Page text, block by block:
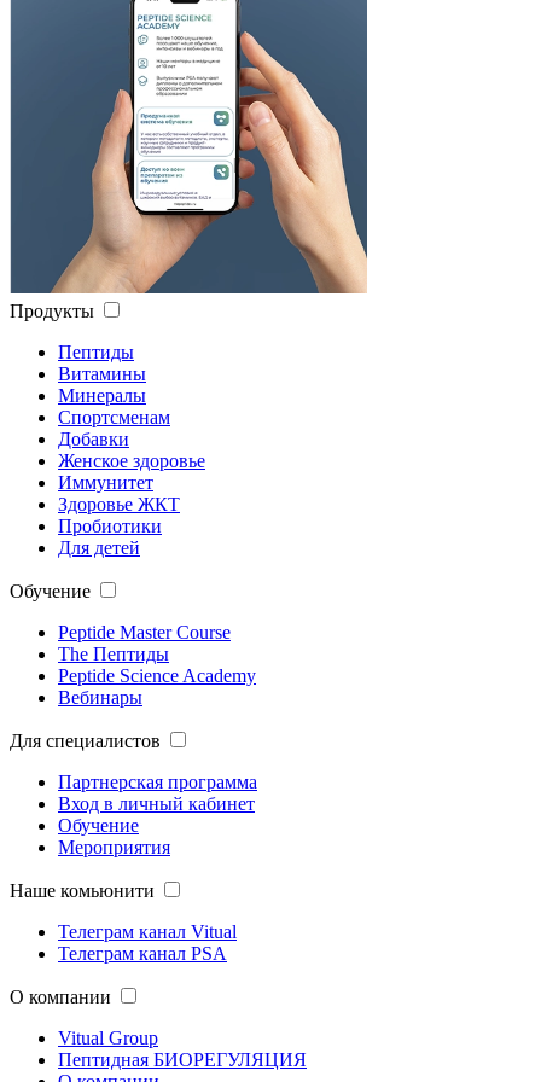
Продукты
Пептиды
Витамины
Минералы
Спортсменам
Добавки
Женское здоровье
Иммунитет
Здоровье ЖКТ
Пробиотики
Для детей
Обучение
Peptide Master Course
The Пептиды
Peptide Science Academy
Вебинары
Для специалистов
Партнерская программа
Вход в личный кабинет
Обучение
Мероприятия
Наше комьюнити
Телеграм канал Vitual
Телеграм канал PSA
О компании
Vitual Group
Пептидная БИОРЕГУЛЯЦИЯ